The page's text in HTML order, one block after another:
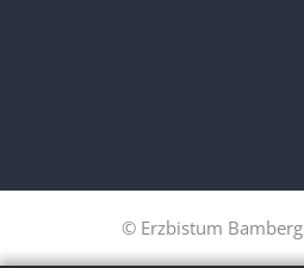
© Erzbistum Bamberg